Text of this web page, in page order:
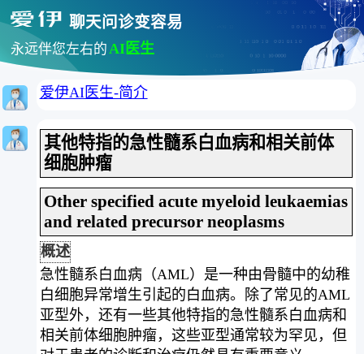
聊天问诊变容易
永远伴您左右的AI医生
爱伊AI医生-简介
其他特指的急性髓系白血病和相关前体
细胞肿瘤
Other specified acute myeloid leukaemias
and related precursor neoplasms
概述
急性髓系白血病（AML）是一种由骨髓中的幼稚
白细胞异常增生引起的白血病。除了常见的AML
亚型外，还有一些其他特指的急性髓系白血病和
相关前体细胞肿瘤，这些亚型通常较为罕见，但